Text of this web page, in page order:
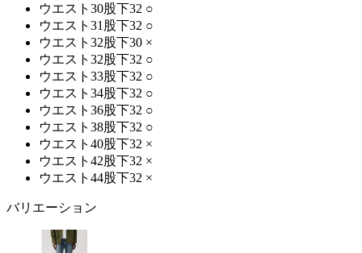
ウエスト30股下32 ○
ウエスト31股下32 ○
ウエスト32股下30 ×
ウエスト32股下32 ○
ウエスト33股下32 ○
ウエスト34股下32 ○
ウエスト36股下32 ○
ウエスト38股下32 ○
ウエスト40股下32 ×
ウエスト42股下32 ×
ウエスト44股下32 ×
バリエーション